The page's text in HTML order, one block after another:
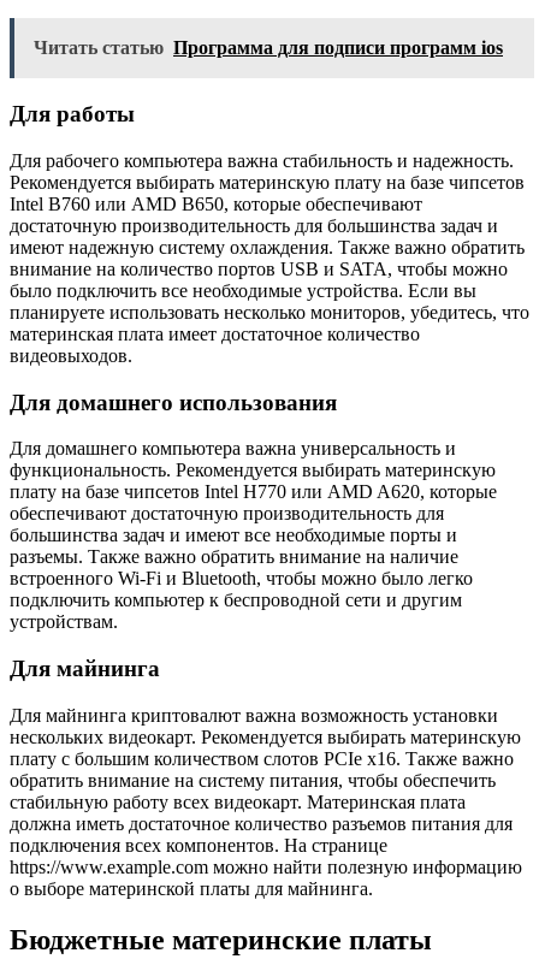
Читать статью Программа для подписи программ ios
Для работы
Для рабочего компьютера важна стабильность и надежность.
Рекомендуется выбирать материнскую плату на базе чипсетов
Intel B760 или AMD B650, которые обеспечивают
достаточную производительность для большинства задач и
имеют надежную систему охлаждения. Также важно обратить
внимание на количество портов USB и SATA, чтобы можно
было подключить все необходимые устройства. Если вы
планируете использовать несколько мониторов, убедитесь, что
материнская плата имеет достаточное количество
видеовыходов.
Для домашнего использования
Для домашнего компьютера важна универсальность и
функциональность. Рекомендуется выбирать материнскую
плату на базе чипсетов Intel H770 или AMD A620, которые
обеспечивают достаточную производительность для
большинства задач и имеют все необходимые порты и
разъемы. Также важно обратить внимание на наличие
встроенного Wi-Fi и Bluetooth, чтобы можно было легко
подключить компьютер к беспроводной сети и другим
устройствам.
Для майнинга
Для майнинга криптовалют важна возможность установки
нескольких видеокарт. Рекомендуется выбирать материнскую
плату с большим количеством слотов PCIe x16. Также важно
обратить внимание на систему питания, чтобы обеспечить
стабильную работу всех видеокарт. Материнская плата
должна иметь достаточное количество разъемов питания для
подключения всех компонентов. На странице
https://www.example.com можно найти полезную информацию
о выборе материнской платы для майнинга.
Бюджетные материнские платы